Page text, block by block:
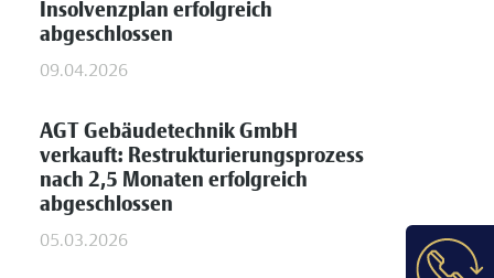
Insolvenzplan erfolgreich
abgeschlossen
09.04.2026
AGT Gebäudetechnik GmbH
verkauft: Restrukturierungsprozess
nach 2,5 Monaten erfolgreich
abgeschlossen
05.03.2026